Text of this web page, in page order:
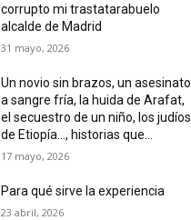
corrupto mi trastatarabuelo
alcalde de Madrid
31 mayo, 2026
Un novio sin brazos, un asesinato
a sangre fría, la huida de Arafat,
el secuestro de un niño, los judíos
de Etiopía…, historias que...
17 mayo, 2026
Para qué sirve la experiencia
23 abril, 2026